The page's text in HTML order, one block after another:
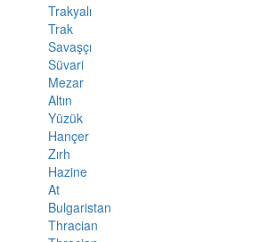
Trakyalı
Trak
Savaşçı
Süvari
Mezar
Altın
Yüzük
Hançer
Zırh
Hazine
At
Bulgaristan
Thracian